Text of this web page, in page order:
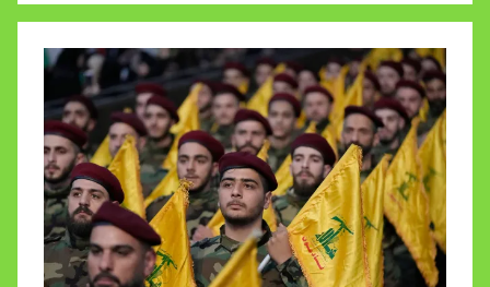
e
t
t
e